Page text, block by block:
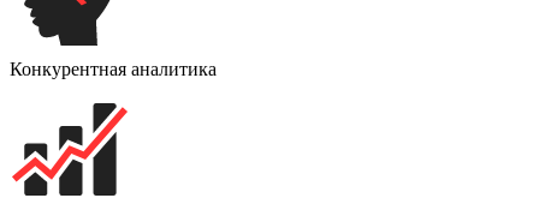
Конкурентная аналитика